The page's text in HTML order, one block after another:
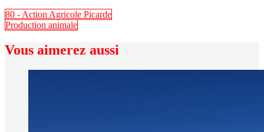
80 - Action Agricole Picarde
Production animale
Vous aimerez aussi